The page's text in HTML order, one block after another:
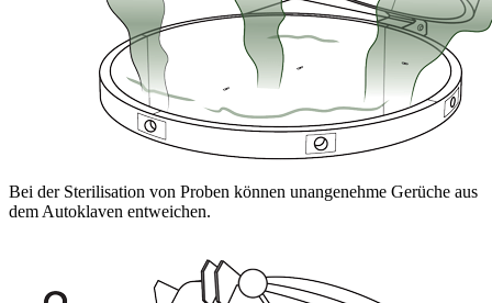
Bei der Sterilisation von Proben können unangenehme Gerüche aus
dem Autoklaven entweichen.